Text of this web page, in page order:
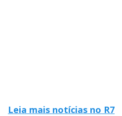
Leia mais notícias no R7